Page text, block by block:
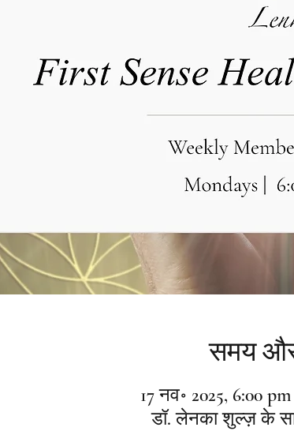
समय
17 नव॰ 2025, 6:00
डॉ. लेनका शुल्ज़ के